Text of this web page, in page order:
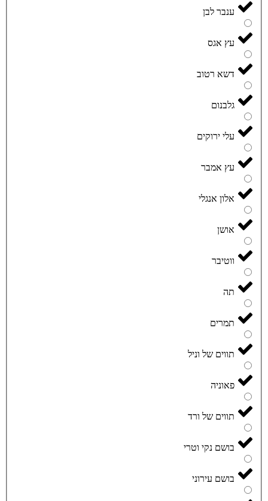
ענבר לבן
עץ אגס
דשא רטוב
גלבנום
עלי ירוקים
עץ אמבר
אלון אנגלי
אושן
ווטיבר
תה
תמרים
תווים של וניל
פאוניה
תווים של ורד
בושם נקי וטרי
בושם עירוני